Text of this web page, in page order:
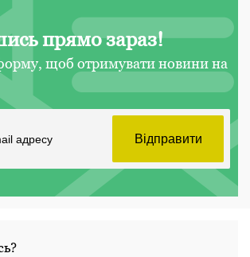
прямо зараз!
щоб отримувати новини на